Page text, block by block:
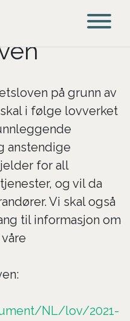
på grunn av
i følge lovverket
anstendige
for all
og vil da
Vi skal også
til informasjon om
NL/lov/2021-